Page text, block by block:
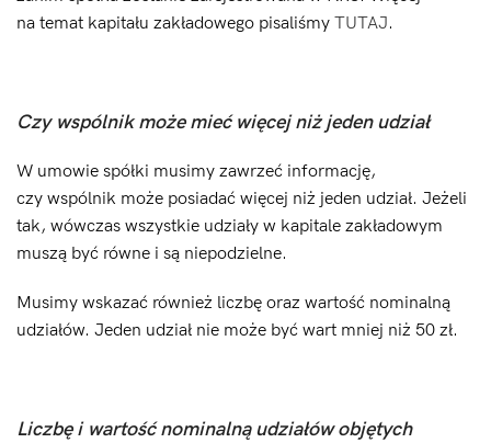
na temat kapitału zakładowego pisaliśmy TUTAJ.
Czy wspólnik może mieć więcej niż jeden udział
W umowie spółki musimy zawrzeć informację,
czy wspólnik może posiadać więcej niż jeden udział. Jeżeli
tak, wówczas wszystkie udziały w kapitale zakładowym
muszą być równe i są niepodzielne.
Musimy wskazać również liczbę oraz wartość nominalną
udziałów. Jeden udział nie może być wart mniej niż 50 zł.
Liczbę i wartość nominalną udziałów objętych